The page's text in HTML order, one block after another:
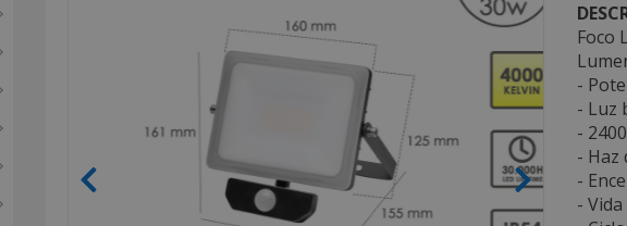
Foco
-
- Luz
-
- Haz
-
-